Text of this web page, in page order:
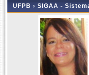
UFPB › SIGAA -